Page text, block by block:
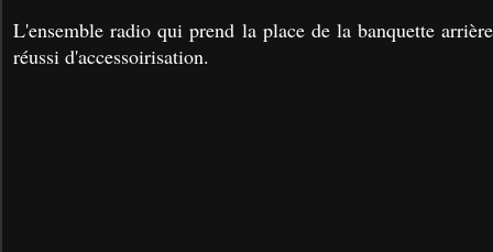
L'ensemble radio qui prend la place de la banquette
réussi d'accessoirisation.